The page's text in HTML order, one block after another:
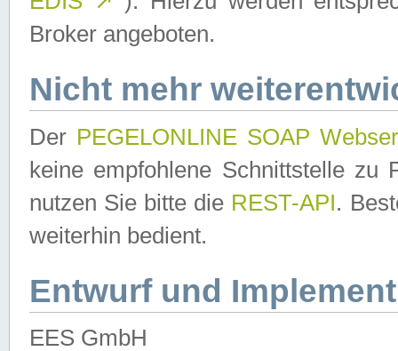
Broker angeboten.
Nicht mehr
Der PEGELONLINE SOAP
keine empfohlene Schnittstelle zu
nutzen Sie bitte die REST-API.
weiterhin bedient.
Entwurf und
EES GmbH